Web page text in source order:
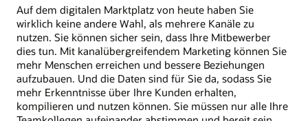
Auf dem digitalen Marktplatz von heute haben Sie
wirklich keine andere Wahl, als mehrere Kanäle zu
nutzen. Sie können sicher sein, dass Ihre Mitbewerber
dies tun. Mit kanalübergreifendem Marketing können Sie
mehr Menschen erreichen und bessere Beziehungen
aufzubauen. Und die Daten sind für Sie da, sodass Sie
mehr Erkenntnisse über Ihre Kunden erhalten,
kompilieren und nutzen können. Sie müssen nur alle Ihre